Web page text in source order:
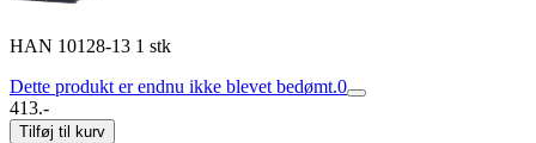
HAN 10128-13 1 stk
Dette produkt er endnu ikke blevet bedømt.0
413.-
Tilføj til kurv